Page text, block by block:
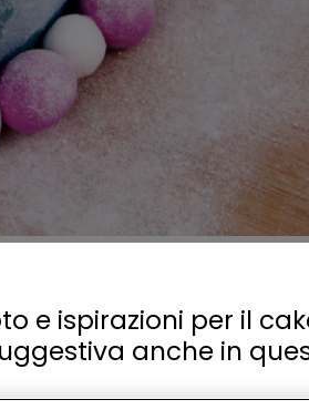
e ispirazioni per il
anche in